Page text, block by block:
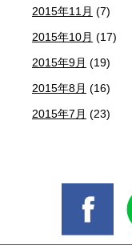
2015年11月 (7)
2015年10月 (17)
2015年9月 (19)
2015年8月 (16)
2015年7月 (23)